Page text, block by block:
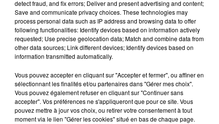
des systèmes de ventilation sophistiqués.
Au-delà de l’intérêt historique, ce parcours attire aussi
de nombreuses familles venues retracer l’histoire d’un
parent ou d’un ancêtre ayant participé à la guerre. Des
visiteurs français, mais aussi américains, canadiens ou
allemands, se rendent régulièrement sur ces lieux de
mémoire pour retrouver des archives ou mieux
comprendre le parcours de leurs proches.
detect fraud, and fix errors; Deliver and present advertising and content;
Save and communicate privacy choices. These technologies may
process personal data such as IP address and browsing data to offer
following functionalities: Identify devices based on information actively
requested; Use precise geolocation data; Match and combine data from
other data sources; Link different devices; Identify devices based on
information transmitted automatically.
Vous pouvez accepter en cliquant sur "Accepter et fermer", ou affiner en
sélectionnant les finalités et/ou partenaires dans "Gérer mes choix".
Vous pouvez également refuser en cliquant sur "Continuer sans
accepter". Vos préférences ne s'appliqueront que pour ce site. Vous
pouvez mettre à jour vos choix, ou retirer votre consentement à tout
moment via le lien "Gérer les cookies" situé en bas de chaque page.